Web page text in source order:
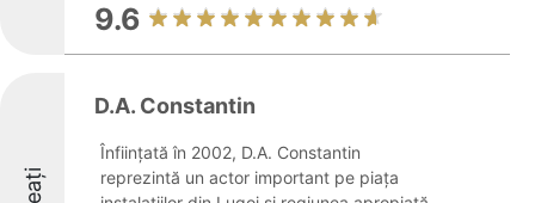
9.6
D.A. Constantin
Înființată în 2002, D.A. Constantin
reprezintă un actor important pe piața